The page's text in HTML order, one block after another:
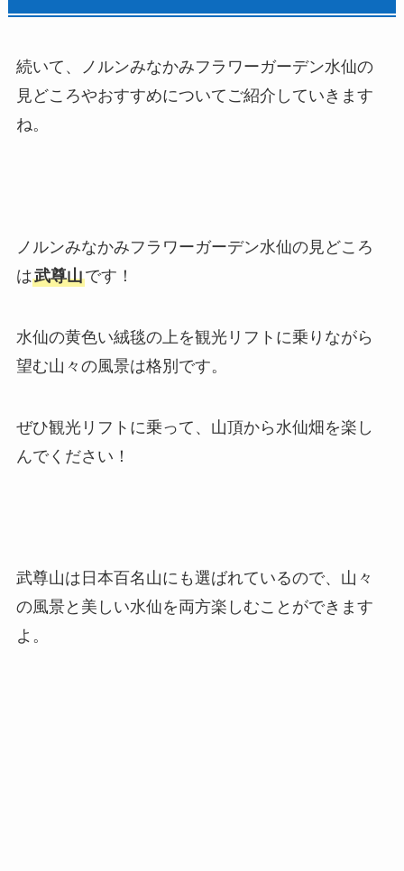
続いて、 ノルンみなかみフラワーガーデン水仙の
見どころやおすすめについてご紹介していきます
ね。
ノルンみなかみフラワーガーデン水仙の見どころ
は武尊山です！
水仙の黄色い絨毯の上を観光リフトに乗りながら
望む山々の風景は格別です。
ぜひ観光リフトに乗って、山頂から水仙畑を楽し
んでください！
武尊山は日本百名山にも選ばれているので、山々
の風景と美しい水仙を両方楽しむことができます
よ。